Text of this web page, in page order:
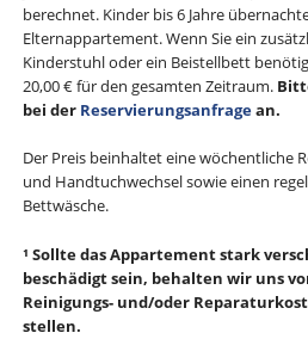
berechnet. Kinder bis 6 Jahre
Elternappartement. Wenn Sie ein
Kinderstuhl oder ein Beistellbett
20,00 € für den gesamten Zeitraum.
bei der Reservierungsanfragean.
Der Preis beinhaltet eine wöchentliche
und Handtuchwechsel sowie einen
Bettwäsche.
¹ Sollte das Appartement stark
beschädigt sein, behalten wir uns
Reinigungs- und/oder
stellen.